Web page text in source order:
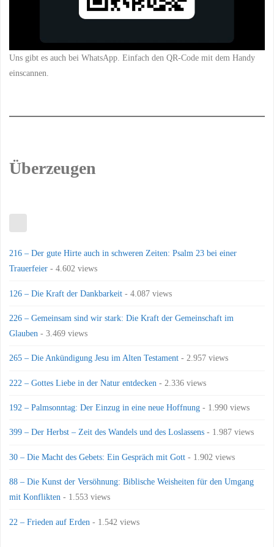
Uns gibt es auch bei WhatsApp. Einfach den QR-Code mit dem Handy
einscannen.
Überzeugen
216 – Der gute Hirte auch in schweren Zeiten: Psalm 23 bei einer
Trauerfeier - 4.602 views
126 – Die Kraft der Dankbarkeit - 4.087 views
226 – Gemeinsam sind wir stark: Die Kraft der Gemeinschaft im
Glauben - 3.469 views
265 – Die Ankündigung Jesu im Alten Testament - 2.957 views
222 – Gottes Liebe in der Natur entdecken - 2.336 views
192 – Palmsonntag: Der Einzug in eine neue Hoffnung - 1.990 views
399 – Der Herbst – Zeit des Wandels und des Loslassens - 1.987 views
30 – Die Macht des Gebets: Ein Gespräch mit Gott - 1.902 views
88 – Die Kunst der Versöhnung: Biblische Weisheiten für den Umgang
mit Konflikten - 1.553 views
22 – Frieden auf Erden - 1.542 views